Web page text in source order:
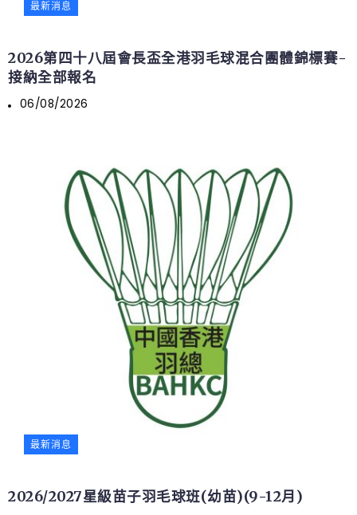
最新消息
2026第四十八屆會長盃全港羽毛球混合團體錦標賽-
接納全部報名
06/08/2026
最新消息
2026/2027星級苗子羽毛球班(幼苗)(9-12月)